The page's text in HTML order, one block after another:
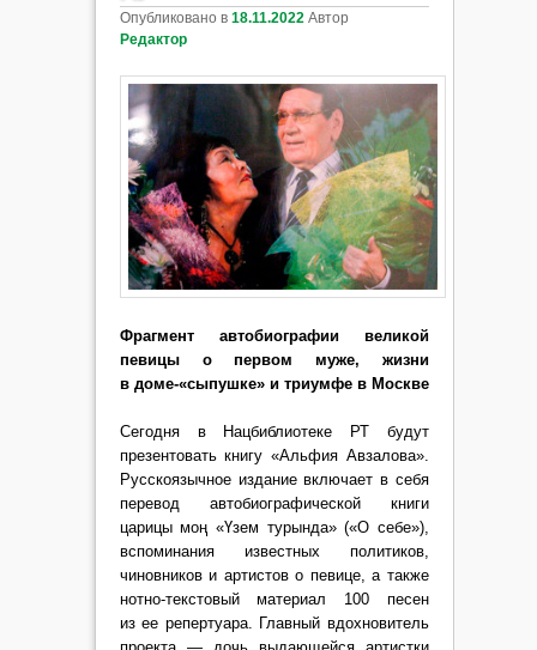
Опубликовано в 18.11.2022 Автор
Редактор
Фрагмент автобиографии великой
певицы о первом муже, жизни
в доме-«сыпушке» и триумфе в Москве
Сегодня в Нацбиблиотеке РТ будут
презентовать книгу «Альфия Авзалова».
Русскоязычное издание включает в себя
перевод автобиографической книги
царицы моң «Үзем турында» («О себе»),
вспоминания известных политиков,
чиновников и артистов о певице, а также
нотно-текстовый материал 100 песен
из ее репертуара. Главный вдохновитель